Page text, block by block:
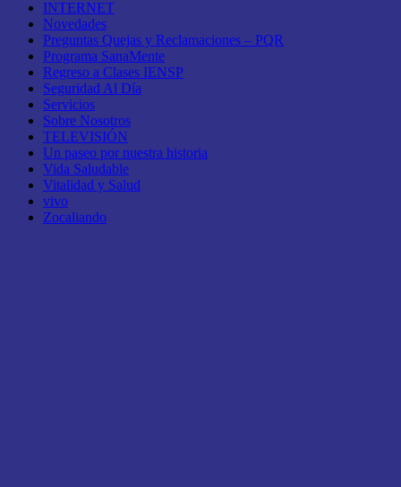
INTERNET
Novedades
Preguntas Quejas y Reclamaciones – PQR
Programa SanaMente
Regreso a Clases IENSP
Seguridad Al Día
Servicios
Sobre Nosotros
TELEVISIÓN
Un paseo por nuestra historia
Vida Saludable
Vitalidad y Salud
vivo
Zocaliando